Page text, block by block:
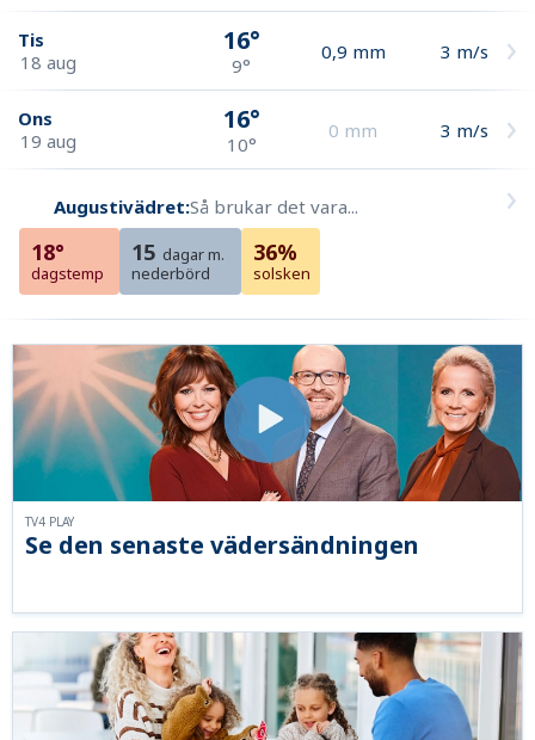
Tis
18 aug
16°
9°
0,9 mm 3 m/s
Ons
19 aug
16°
10°
0 mm 3 m/s
Augustivädret:Så brukar det vara...
18°
dagstemp
15 dagar m.
nederbörd
36%
solsken
Se den senaste vädersändningen
TV4 PLAY